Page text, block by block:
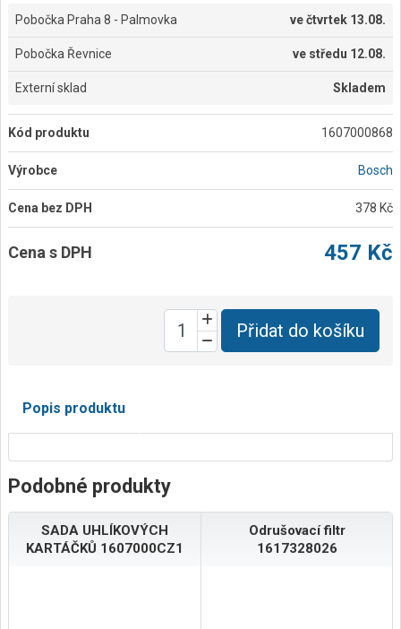
Pobočka Praha 8 - Palmovka večtvrtek 13.08.
Pobočka Řevnice ve středu 12.08.
Externí sklad Skladem
Kód produktu 1607000868
Výrobce Bosch
Cena bez DPH 378 Kč
Cena s DPH 457 Kč
Přidat do košíku
Popis produktu
Podobné produkty
SADA UHLÍKOVÝCH
KARTÁČKŮ 1607000CZ1
Odrušovací filtr
1617328026